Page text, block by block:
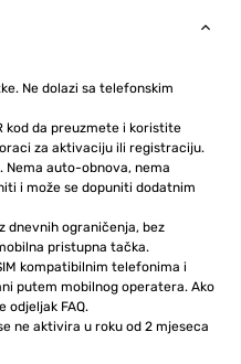
Ne dolazi sa telefonskim
kod da preuzmete i koristite
za aktivaciju ili registraciju.
auto-obnova, nema
i može se dopuniti dodatnim
dnevnih ograničenja, bez
pristupna tačka.
kompatibilnim telefonima i
putem mobilnog operatera. Ako
odjeljak FAQ.
ne aktivira u roku od 2 mjeseca